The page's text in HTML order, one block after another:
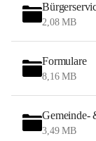
2,08 MB
Formulare
8,16 MB
Gemeinde-
3,49 MB